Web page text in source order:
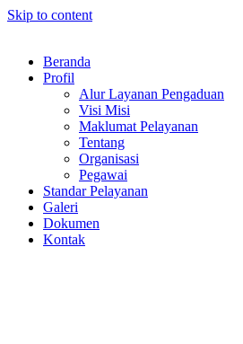
Skip to content
Beranda
Profil
Alur Layanan Pengaduan
Visi Misi
Maklumat Pelayanan
Tentang
Organisasi
Pegawai
Standar Pelayanan
Galeri
Dokumen
Kontak